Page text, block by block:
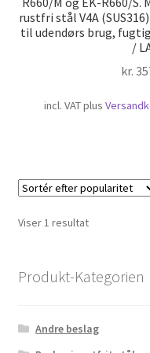
rustfri stål V4A
til udendørs brug,
/
kr.
incl. VATplus
Viser 1 resultat
Produkt-Kategorien
Andre beslag